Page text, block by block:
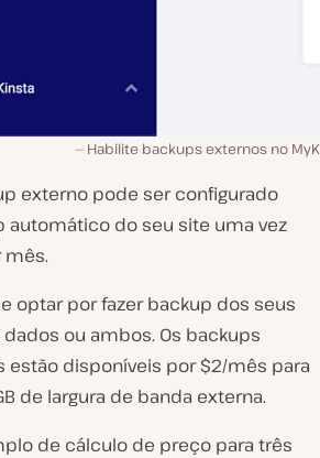
Habilite backups externos no
externo pode ser configurado
automático do seu site uma vez
mês.
optar por fazer backup dos seus
ou ambos. Os backups
estão disponíveis por $2/mês para
de largura de banda externa.
de cálculo de preço para três